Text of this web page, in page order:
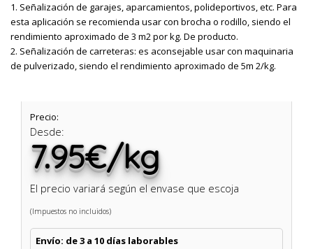
1. Señalización de garajes, aparcamientos, polideportivos, etc. Para
esta aplicación se recomienda usar con brocha o rodillo, siendo el
rendimiento aproximado de 3 m2 por kg. De producto.
2. Señalización de carreteras: es aconsejable usar con maquinaria
de pulverizado, siendo el rendimiento aproximado de 5m 2/kg.
Precio:
Desde:
7.95€/kg
El precio variará según el envase que escoja
(Impuestos no incluidos)
Envío: de 3 a 10 días laborables